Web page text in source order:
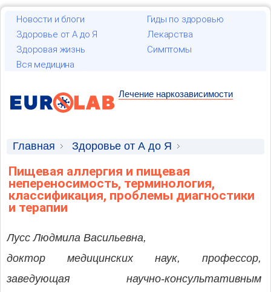
Новости и блоги
Гиды по здоровью
Здоровье от А до Я
Лекарства
Здоровая жизнь
Симптомы
Вся медицина
Лечение наркозависимости
Главная
Здоровье от А до Я
Научные статьи
Пищевая аллергия и пищевая
непереносимость, терминология,
классификация, проблемы диагностики
и терапии
Лусс Людмила Васильевна,
доктор медицинских наук, профессор,
заведующая научно-консультативным